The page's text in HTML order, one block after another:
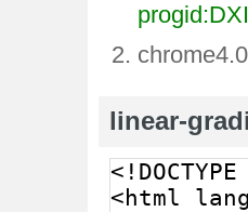
linear-